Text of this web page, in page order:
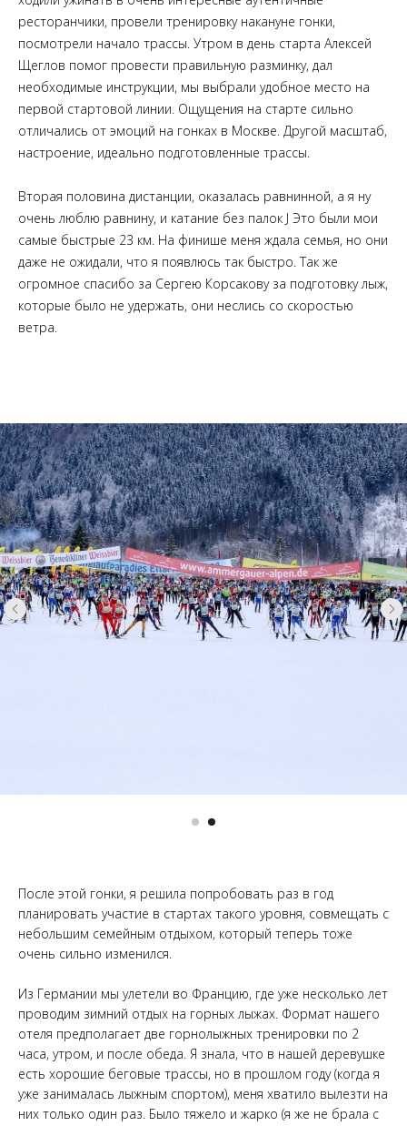
ресторанчики, провели тренировку накануне гонки,
посмотрели начало трассы. Утром в день старта Алексей
Щеглов помог провести правильную разминку, дал
необходимые инструкции, мы выбрали удобное место на
первой стартовой линии. Ощущения на старте сильно
отличались от эмоций на гонках в Москве. Другой масштаб,
настроение, идеально подготовленные трассы.
Вторая половина дистанции, оказалась равнинной, а я ну
очень люблю равнину, и катание без палок J Это были мои
самые быстрые 23 км. На финише меня ждала семья, но они
даже не ожидали, что я появлюсь так быстро. Так же
огромное спасибо за Сергею Корсакову за подготовку лыж,
которые было не удержать, они неслись со скоростью
ветра.
После этой гонки, я решила попробовать раз в год
планировать участие в стартах такого уровня, совмещать с
небольшим семейным отдыхом, который теперь тоже
очень сильно изменился.
Из Германии мы улетели во Францию, где уже несколько лет
проводим зимний отдых на горных лыжах. Формат нашего
отеля предполагает две горнолыжных тренировки по 2
часа, утром, и после обеда. Я знала, что в нашей деревушке
есть хорошие беговые трассы, но в прошлом году (когда я
уже занималась лыжным спортом), меня хватило вылезти на
них только один раз. Было тяжело и жарко (я же не брала с